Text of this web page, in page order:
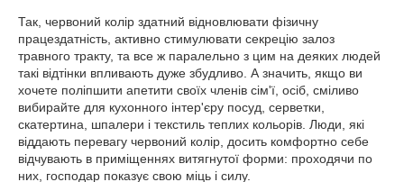
Так, червоний колір здатний відновлювати фізичну
працездатність, активно стимулювати секрецію залоз
травного тракту, та все ж паралельно з цим на деяких людей
такі відтінки впливають дуже збудливо. А значить, якщо ви
хочете поліпшити апетити своїх членів сім'ї, осіб, сміливо
вибирайте для кухонного інтер'єру посуд, серветки,
скатертина, шпалери і текстиль теплих кольорів. Люди, які
віддають перевагу червоний колір, досить комфортно себе
відчувають в приміщеннях витягнутої форми: проходячи по
них, господар показує свою міць і силу.